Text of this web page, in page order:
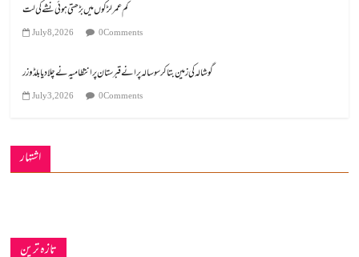
کم عمر لڑکوں میں بڑھتی ہوئی نشے کی لت
July 8, 2026 0 Comments
گوشالہ کی زمین بتا کر سوسالہ پرانے قبرستان پر انتظامیہ نے چلا دیا بلڈوزر
July 3, 2026 0 Comments
اشتہار
تازہ ترین